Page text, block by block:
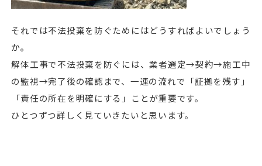
それでは不法投棄を防ぐためにはどうすればよいでしょう
か。
解体工事で不法投棄を防ぐには、業者選定→契約→施工中
の監視→完了後の確認まで、一連の流れで「証拠を残す」
「責任の所在を明確にする」ことが重要です。
ひとつずつ詳しく見ていきたいと思います。